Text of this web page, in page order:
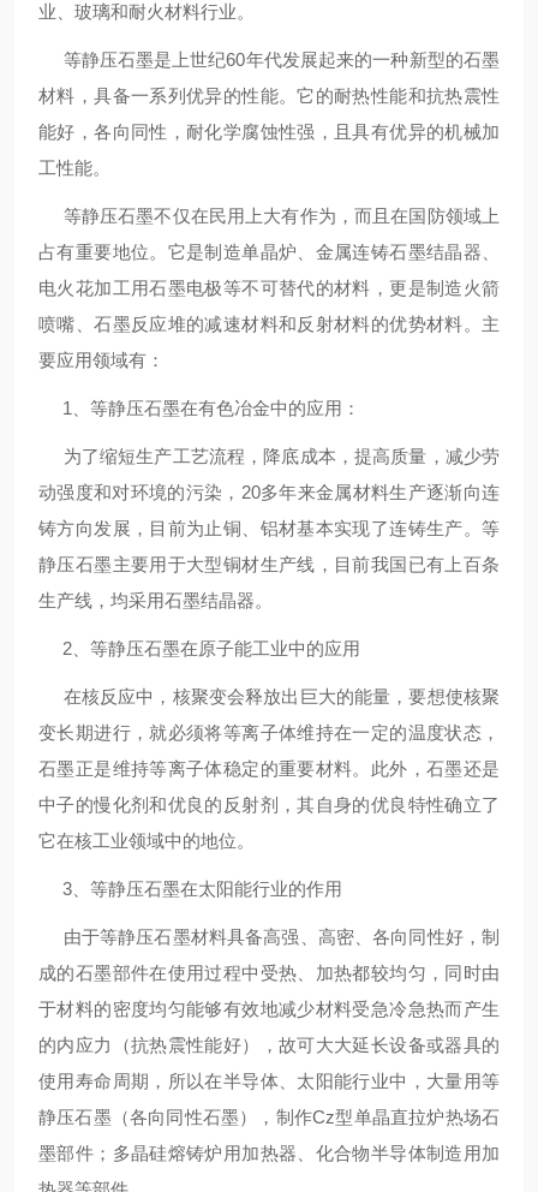
业、玻璃和耐火材料行业。
等静压石墨是上世纪60年代发展起来的一种新型的石墨
材料，具备一系列优异的性能。它的耐热性能和抗热震性
能好，各向同性，耐化学腐蚀性强，且具有优异的机械加
工性能。
等静压石墨不仅在民用上大有作为，而且在国防领域上
占有重要地位。它是制造单晶炉、金属连铸石墨结晶器、
电火花加工用石墨电极等不可替代的材料，更是制造火箭
喷嘴、石墨反应堆的减速材料和反射材料的优势材料。主
要应用领域有：
1、等静压石墨在有色冶金中的应用：
为了缩短生产工艺流程，降底成本，提高质量，减少劳
动强度和对环境的污染，20多年来金属材料生产逐渐向连
铸方向发展，目前为止铜、铝材基本实现了连铸生产。等
静压石墨主要用于大型铜材生产线，目前我国已有上百条
生产线，均采用石墨结晶器。
2、等静压石墨在原子能工业中的应用
在核反应中，核聚变会释放出巨大的能量，要想使核聚
变长期进行，就必须将等离子体维持在一定的温度状态，
石墨正是维持等离子体稳定的重要材料。此外，石墨还是
中子的慢化剂和优良的反射剂，其自身的优良特性确立了
它在核工业领域中的地位。
3、等静压石墨在太阳能行业的作用
由于等静压石墨材料具备高强、高密、各向同性好，制
成的石墨部件在使用过程中受热、加热都较均匀，同时由
于材料的密度均匀能够有效地减少材料受急冷急热而产生
的内应力（抗热震性能好），故可大大延长设备或器具的
使用寿命周期，所以在半导体、太阳能行业中，大量用等
静压石墨（各向同性石墨），制作Cz型单晶直拉炉热场石
墨部件；多晶硅熔铸炉用加热器、化合物半导体制造用加